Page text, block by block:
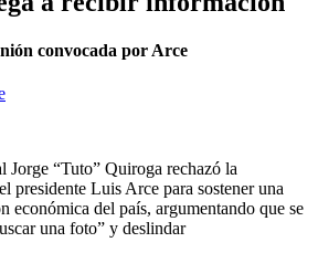
convocada por Arce
Jorge “Tuto” Quiroga rechazó la
presidente Luis Arce para sostener una
económica del país, argumentando que se
una foto” y deslindar